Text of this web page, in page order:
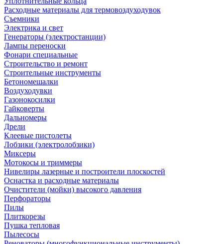
Расходные материалы для термовоздуходувок
Съемники
Электрика и свет
Генераторы (электростанции)
Лампы переноски
Фонари специальные
Строительство и ремонт
Строительные инструменты
Бетономешалки
Воздуходувки
Газонокосилки
Гайковерты
Дальномеры
Дрели
Клеевые пистолеты
Лобзики (электролобзики)
Миксеры
Мотокосы и триммеры
Нивелиры лазерные и построители плоскостей
Оснастка и расходные материалы
Очистители (мойки) высокого давления
Перфораторы
Пилы
Плиткорезы
Пушка тепловая
Пылесосы